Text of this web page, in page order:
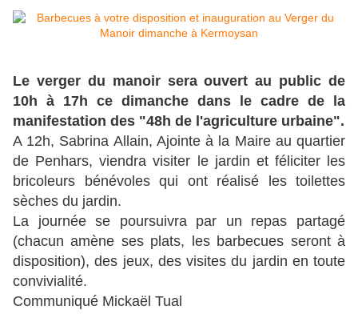
Le verger du manoir sera ouvert au public de
10h à 17h ce dimanche dans le cadre de la
manifestation des "48h de l'agriculture urbaine".
A 12h, Sabrina Allain, Ajointe à la Maire au quartier
de Penhars, viendra visiter le jardin et féliciter les
bricoleurs bénévoles qui ont réalisé les toilettes
sèches du jardin.
La journée se poursuivra par un repas partagé
(chacun amène ses plats, les barbecues seront à
disposition), des jeux, des visites du jardin en toute
convivialité.
Communiqué Mickaël Tual